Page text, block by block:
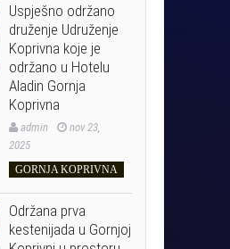
Uspješno održano
druženje Udruženje
Koprivna koje je
održano u Hotelu
Aladin Gornja
Koprivna
admin
nov 23,
2025
GORNJA KOPRIVNA
Održana prva
kestenijada u Gornjoj